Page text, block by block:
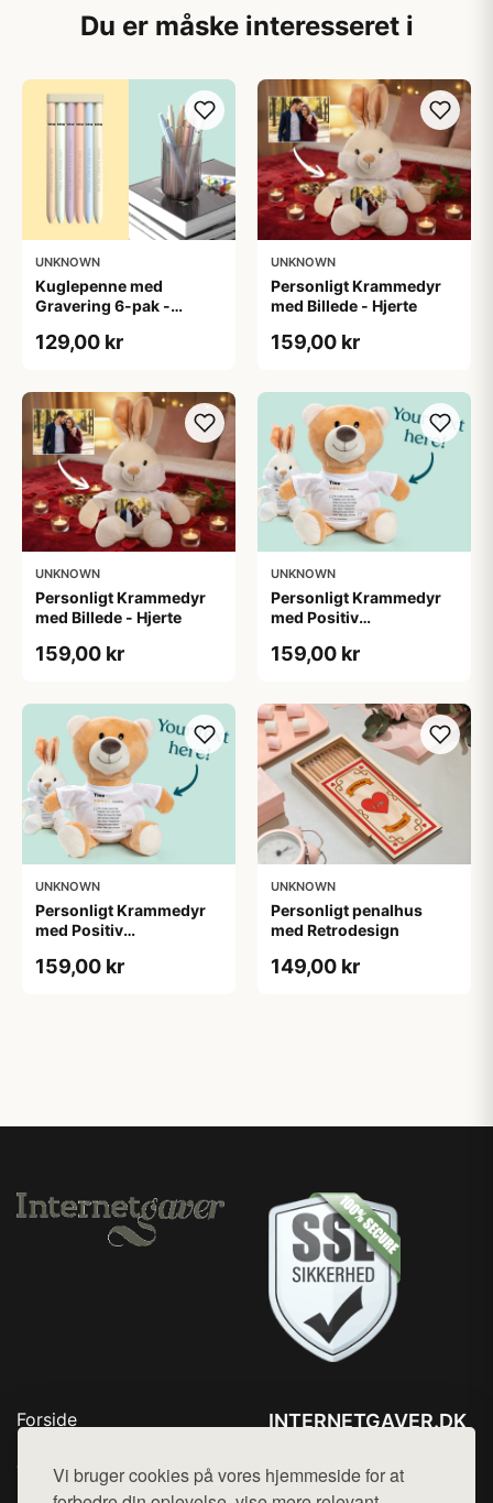
Vi bruger cookies på vores hjemmeside for at
Du er måske interesseret i
UNKNOWN
Kuglepenne med
Gravering 6-pak -
129,00 kr
UNKNOWN
Personligt Krammedyr
med Billede - Hjerte
159,00 kr
UNKNOWN
Personligt Krammedyr
med Billede - Hjerte
159,00 kr
UNKNOWN
Personligt Krammedyr
med Positiv
159,00 kr
UNKNOWN
Personligt Krammedyr
med Positiv
159,00 kr
UNKNOWN
Personligt penalhus
med Retrodesign
149,00 kr
Forside
Top Rabatter
Blog
INTERNETGAVER.DK
Mail: hej@want.dk